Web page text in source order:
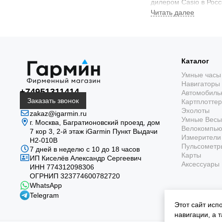
дилером Casio в
кто ищет
Представленные
Для удобства
Серия MTG-
выверенным
Серия MTG-B2000
улучшенной
Инновационная
MTG-B3000FR-
акциям вы можете
популярные
+74951311414
Заказать звонок
zakaz@igarmin.ru
г. Москва, Багратионовский проезд, дом
7 кор 3, 2-й этаж iGarmin Пункт Выдачи
Н2-010В
7 дней в неделю с 10 до 18 часов
ИП Киселёв Александр Сергеевич
ИНН 774312098306
ОГРНИП 323774600782720
WhatsApp
Telegram
Каталог
Умные часы
Навигаторы
Эхолоты
Умные Весы
Карты
Аксессуары
Этот сайт
навигации, а